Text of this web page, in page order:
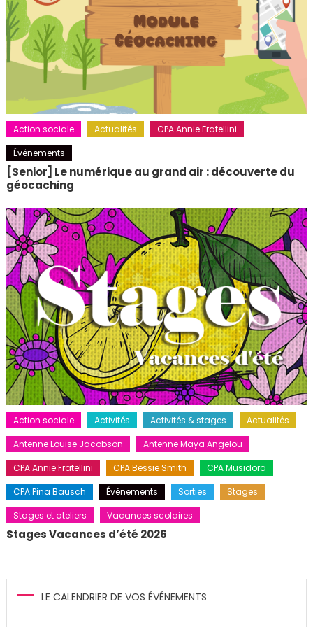
Action sociale Actualités
CPA Annie Fratellini
Événements
[Senior] Le numérique au grand air : découverte du
géocaching
Action sociale Activités Activités & stages
Actualités
Antenne Louise Jacobson
Antenne Maya Angelou
CPA Annie Fratellini
CPA Bessie Smith
CPA Musidora
CPA Pina Bausch
Événements Sorties
Stages
Stages et ateliers
Vacances scolaires
Stages Vacances d’été 2026
LE CALENDRIER DE VOS ÉVÉNEMENTS